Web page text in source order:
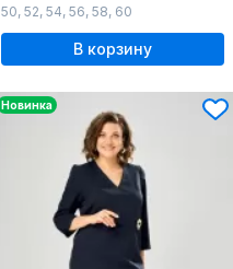
50, 52, 54, 56, 58, 60
В корзину
Новинка